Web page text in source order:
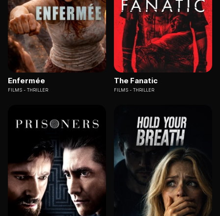
Enfermée
FILMS THRILLER
The Fanatic
FILMS THRILLER